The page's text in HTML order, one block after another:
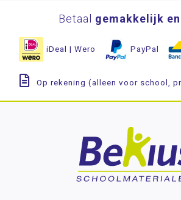
Betaal gemakkelijk
iDeal | Wero PayPal
Op rekening (alleen voor school,